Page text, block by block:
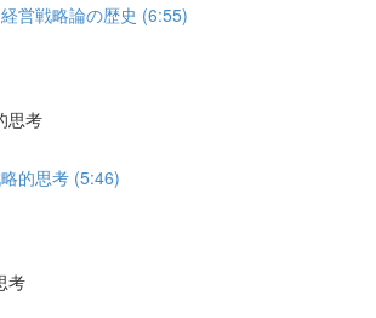
営戦略論の歴史 (6:55)
思考
的思考 (5:46)
考